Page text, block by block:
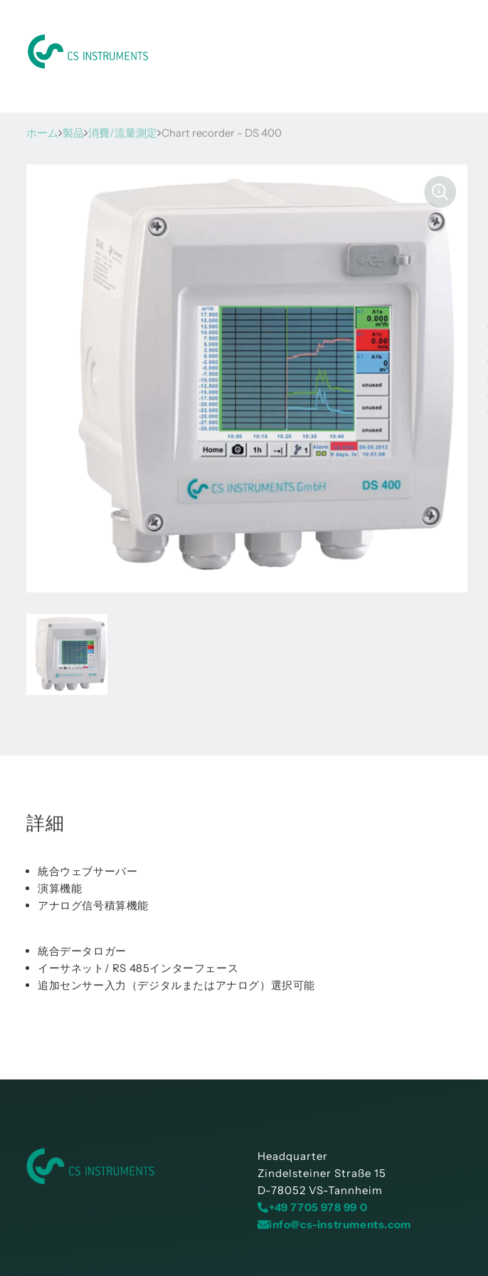
ホーム 製品 消費/流量測定 Chart recorder - DS 400
詳細
統合ウェブサーバー
演算機能
アナログ信号積算機能
統合データロガー
イーサネット/ RS 485インターフェース
追加センサー入力（デジタルまたはアナログ）選択可能
Headquarter
Zindelsteiner Straße 15
D-78052 VS-Tannheim
+49 7705 978 99 0
info@cs-instruments.com